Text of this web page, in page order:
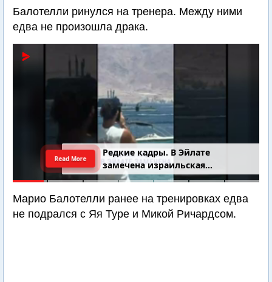
Балотелли ринулся на тренера. Между ними
едва не произошла драка.
Редкие кадры. В Эйлате
замечена израильская
подводная лодка
Read More
Марио Балотелли ранее на тренировках едва
не подрался с Яя Туре и Микой Ричардсом.